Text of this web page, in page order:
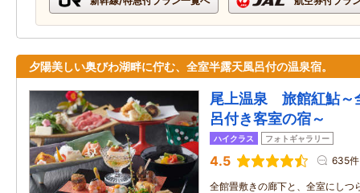
夕陽美しい奥びわ湖畔に佇む、全室半露天風呂付の温泉宿。
尾上温泉 旅館紅鮎～
呂付き客室の宿～
ハイクラス フォトギャラリー
4.5 635件
全館畳敷きの廊下と、全室にしつ